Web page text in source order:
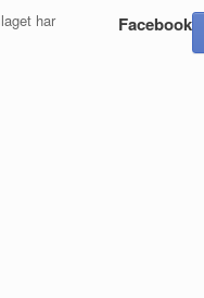
har
att
välja
Facebook